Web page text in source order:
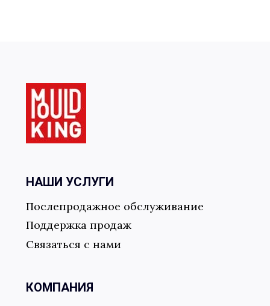
НАШИ УСЛУГИ
Послепродажное обслуживание
Поддержка продаж
Связаться с нами
КОМПАНИЯ